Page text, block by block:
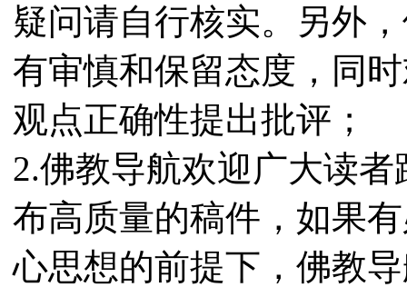
疑问请自行核实。另外
有审慎和保留态度，同
观点正确性提出批评；
2.佛教导航欢迎广大读
布高质量的稿件，如果
心思想的前提下，佛教